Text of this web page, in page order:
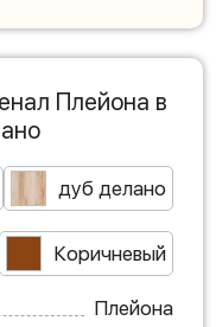
Плейона в
дуб делано
Коричневый
Плейона